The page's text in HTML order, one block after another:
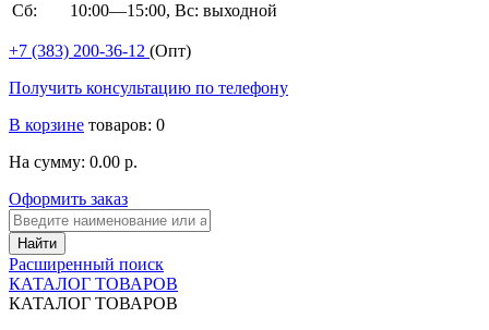
Сб:
10:00—15:00, Вс: выходной
+7 (383) 200-36-12 (Опт)
Получить консультацию по телефону
В корзине товаров: 0
На сумму: 0.00 р.
Оформить заказ
Расширенный поиск
КАТАЛОГ ТОВАРОВ
КАТАЛОГ ТОВАРОВ